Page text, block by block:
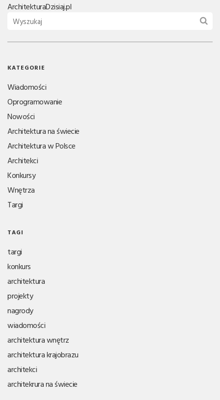
ArchitekturaDzisiaj.pl
KATEGORIE
Wiadomości
Oprogramowanie
Nowości
Architektura na świecie
Architektura w Polsce
Architekci
Konkursy
Wnętrza
Targi
TAGI
targi
konkurs
architektura
projekty
nagrody
wiadomości
architektura wnętrz
architektura krajobrazu
architekci
architekrura na świecie